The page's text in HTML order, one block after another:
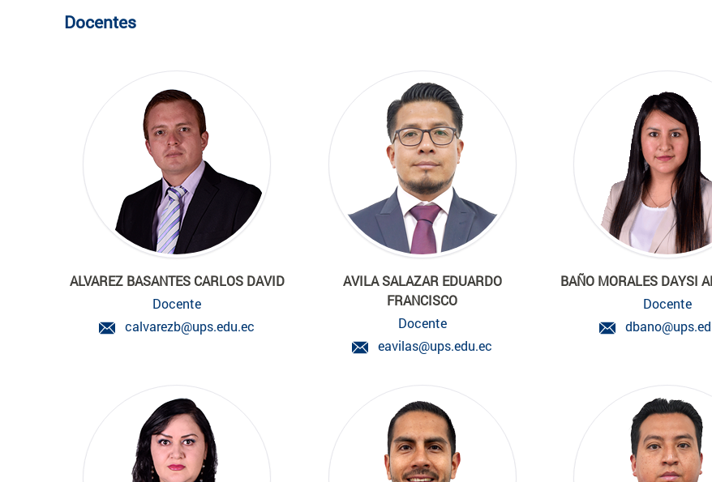
Docentes
ALVAREZ BASANTES CARLOS DAVID
Docente
calvarezb@ups.edu.ec
AVILA SALAZAR EDUARDO
FRANCISCO
Docente
eavilas@ups.edu.ec
BAÑO MORALES DAYSI
Docente